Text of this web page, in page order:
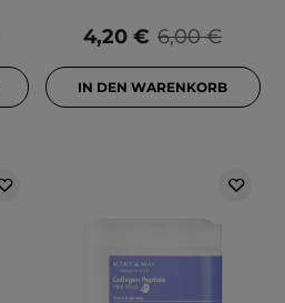
6,00 €
4,20 €
IN DEN WARENKORB